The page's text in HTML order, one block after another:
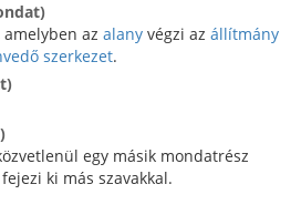
az alany végzi az állítmány
szerkezet.
egy másik mondatrész
ki más szavakkal.